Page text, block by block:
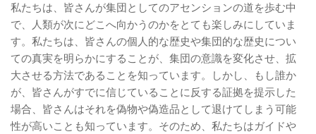
私たちは、皆さんが集団としてのアセンションの道を歩む中
で、人類が次にどこへ向かうのかをとても楽しみにしていま
す。私たちは、皆さんの個人的な歴史や集団的な歴史につい
ての真実を明らかにすることが、集団の意識を変化させ、拡
大させる方法であることを知っています。しかし、もし誰か
が、皆さんがすでに信じていることに反する証拠を提示した
場合、皆さんはそれを偽物や偽造品として退けてしまう可能
性が高いことも知っています。そのため、私たちはガイドや